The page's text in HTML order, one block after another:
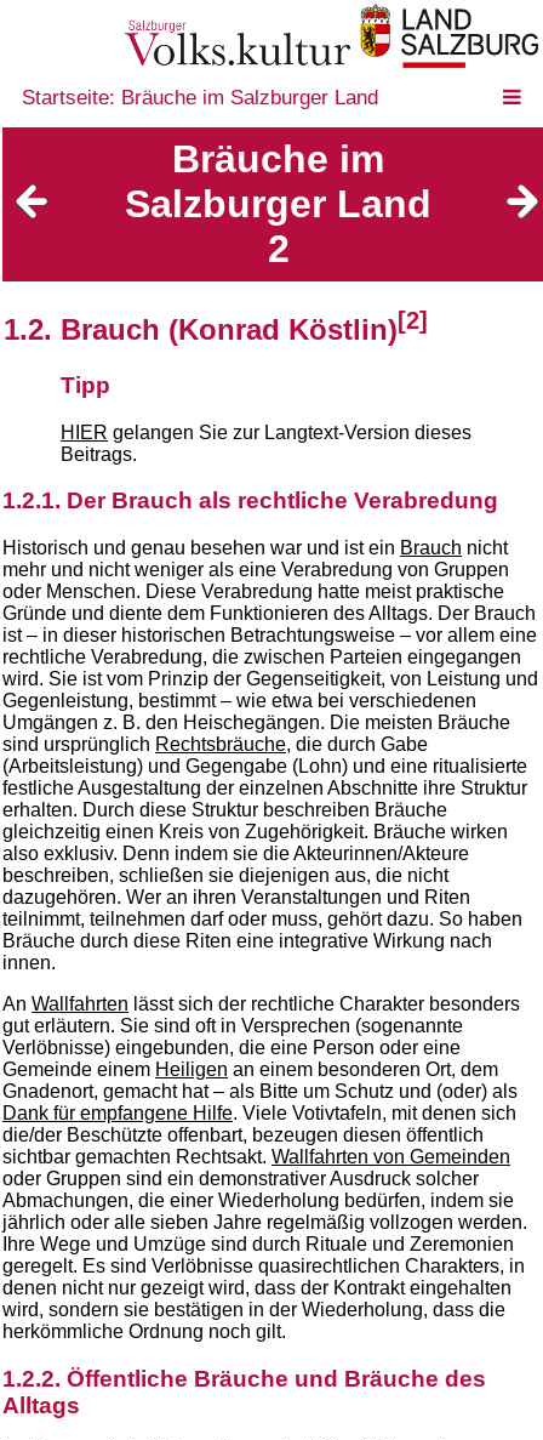
Startseite: Bräuche im Salzburger Land
Bräuche im
Salzburger Land
2
1.2. Brauch (Konrad Köstlin)[2]
Tipp
HIER gelangen Sie zur Langtext-Version dieses
Beitrags.
1.2.1. Der Brauch als rechtliche Verabredung
Historisch und genau besehen war und ist ein Brauch nicht
mehr und nicht weniger als eine Verabredung von Gruppen
oder Menschen. Diese Verabredung hatte meist praktische
Gründe und diente dem Funktionieren des Alltags. Der Brauch
ist – in dieser historischen Betrachtungsweise – vor allem eine
rechtliche Verabredung, die zwischen Parteien eingegangen
wird. Sie ist vom Prinzip der Gegenseitigkeit, von Leistung und
Gegenleistung, bestimmt – wie etwa bei verschiedenen
Umgängen z. B. den Heischegängen. Die meisten Bräuche
sind ursprünglich Rechtsbräuche, die durch Gabe
(Arbeitsleistung) und Gegengabe (Lohn) und eine ritualisierte
festliche Ausgestaltung der einzelnen Abschnitte ihre Struktur
erhalten. Durch diese Struktur beschreiben Bräuche
gleichzeitig einen Kreis von Zugehörigkeit. Bräuche wirken
also exklusiv. Denn indem sie die Akteurinnen/Akteure
beschreiben, schließen sie diejenigen aus, die nicht
dazugehören. Wer an ihren Veranstaltungen und Riten
teilnimmt, teilnehmen darf oder muss, gehört dazu. So haben
Bräuche durch diese Riten eine integrative Wirkung nach
innen.
An Wallfahrten lässt sich der rechtliche Charakter besonders
gut erläutern. Sie sind oft in Versprechen (sogenannte
Verlöbnisse) eingebunden, die eine Person oder eine
Gemeinde einem Heiligen an einem besonderen Ort, dem
Gnadenort, gemacht hat – als Bitte um Schutz und (oder) als
Dank für empfangene Hilfe. Viele Votivtafeln, mit denen sich
die/der Beschützte offenbart, bezeugen diesen öffentlich
sichtbar gemachten Rechtsakt. Wallfahrten von Gemeinden
oder Gruppen sind ein demonstrativer Ausdruck solcher
Abmachungen, die einer Wiederholung bedürfen, indem sie
jährlich oder alle sieben Jahre regelmäßig vollzogen werden.
Ihre Wege und Umzüge sind durch Rituale und Zeremonien
geregelt. Es sind Verlöbnisse quasirechtlichen Charakters, in
denen nicht nur gezeigt wird, dass der Kontrakt eingehalten
wird, sondern sie bestätigen in der Wiederholung, dass die
herkömmliche Ordnung noch gilt.
1.2.2. Öffentliche Bräuche und Bräuche des
Alltags